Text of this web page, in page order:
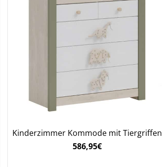
Kinderzimmer Kommode mit Tiergriffen
586,95€